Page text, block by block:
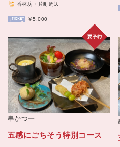
香林坊・片町周辺
￥5,000
串かつ一
五感にごちそう特別コース